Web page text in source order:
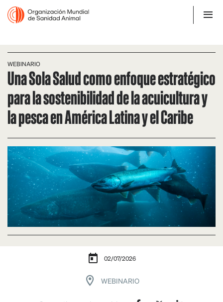
WEBINARIO
Una Sola Salud como enfoque estratégico
para la sostenibilidad de la acuicultura y
la pesca en América Latina y el Caribe
02/07/2026
WEBINARIO